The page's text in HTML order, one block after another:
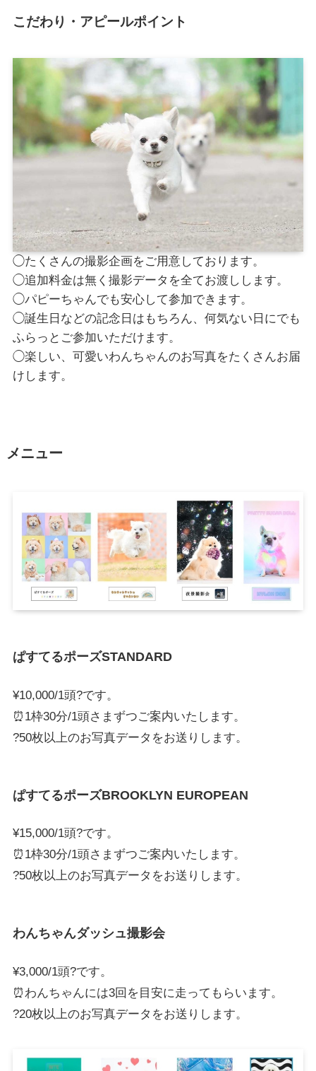
こだわり・アピールポイント
◯たくさんの撮影企画をご用意しております。
◯追加料金は無く撮影データを全てお渡しします。
◯パピーちゃんでも安心して参加できます。
◯誕生日などの記念日はもちろん、何気ない日にでも
ふらっとご参加いただけます。
◯楽しい、可愛いわんちゃんのお写真をたくさんお届
けします。
メニュー
ぱすてるポーズSTANDARD
¥10,000/1頭?です。
⏰1枠30分/1頭さまずつご案内いたします。
?50枚以上のお写真データをお送りします。
ぱすてるポーズBROOKLYN EUROPEAN
¥15,000/1頭?です。
⏰1枠30分/1頭さまずつご案内いたします。
?50枚以上のお写真データをお送りします。
わんちゃんダッシュ撮影会
¥3,000/1頭?です。
⏰わんちゃんには3回を目安に走ってもらいます。
?20枚以上のお写真データをお送りします。